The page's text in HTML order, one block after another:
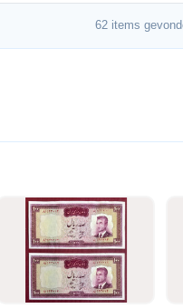
62 items